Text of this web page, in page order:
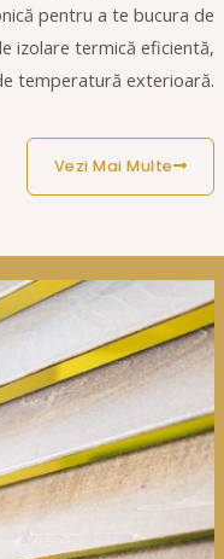
pentru a te bucura de
izolare termică eficientă,
temperatură exterioară.
Vezi Mai Multe